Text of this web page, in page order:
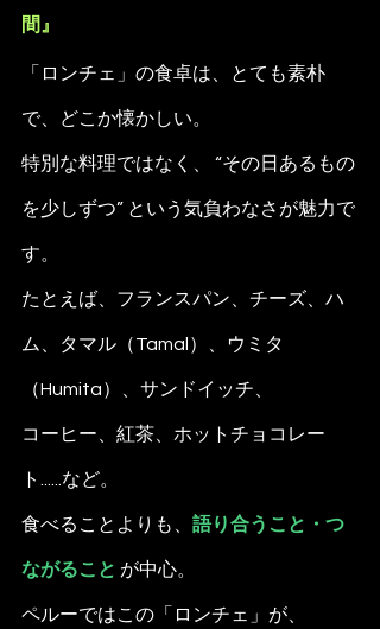
間』
「ロンチェ」の食卓は、とても素朴
で、どこか懐かしい。
特別な料理ではなく、 “その日あるもの
を少しずつ” という気負わなさが魅力で
す。
たとえば、フランスパン、チーズ、ハ
ム、タマル（Tamal）、ウミタ
（Humita）、サンドイッチ、
コーヒー、紅茶、ホットチョコレー
ト......など。
食べることよりも、 語り合うこと・つ
ながること が中心。
ペルーではこの「ロンチェ」が、